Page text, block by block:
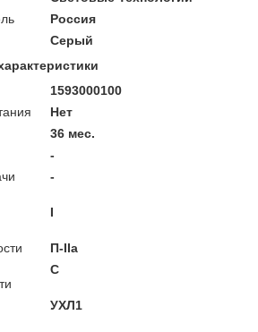
Россия
Серый
1593000100
Нет
36 мес.
-
-
I
П-ІІа
C
УХЛ1